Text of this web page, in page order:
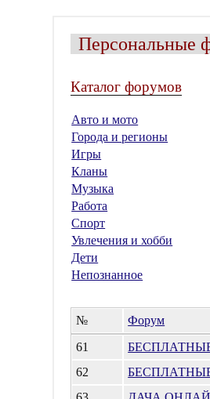
Персональные
Каталог форумов
Авто и мото
Города и регионы
Игры
Кланы
Музыка
Работа
Спорт
Увлечения и хобби
Дети
Непознанное
№ Форум
61
62